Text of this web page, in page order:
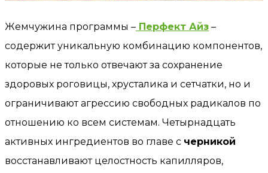
Жемчужина программы – Перфект Айз –
содержит уникальную комбинацию компонентов,
которые не только отвечают за сохранение
здоровых роговицы, хрусталика и сетчатки, но и
ограничивают агрессию свободных радикалов по
отношению ко всем системам. Четырнадцать
активных ингредиентов во главе с черникой
восстанавливают целостность капилляров,